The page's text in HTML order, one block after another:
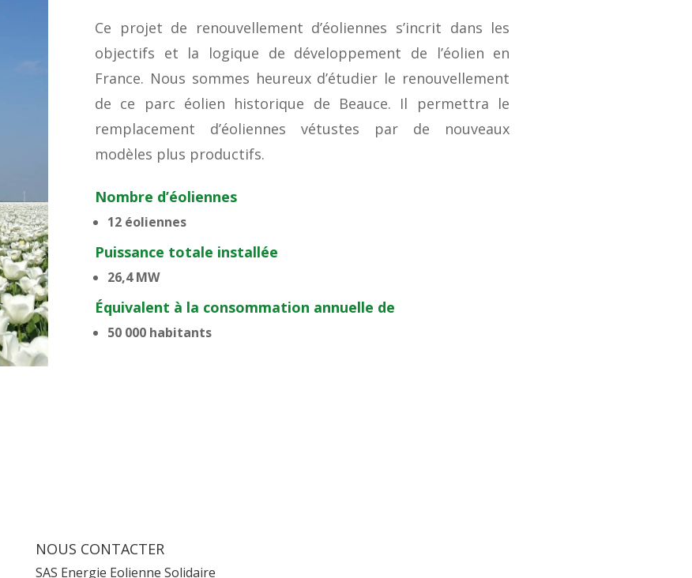
Ce projet de renouvellement d’éoliennes s’incrit dans les
objectifs et la logique de développement de l’éolien en
France. Nous sommes heureux d’étudier le renouvellement
de ce parc éolien historique de Beauce. Il permettra le
remplacement d’éoliennes vétustes par de nouveaux
modèles plus productifs.
Nombre d’éoliennes
12 éoliennes
Puissance totale installée
26,4 MW
Équivalent à la consommation annuelle de
50 000 habitants
NOUS CONTACTER
SAS Energie Eolienne Solidaire